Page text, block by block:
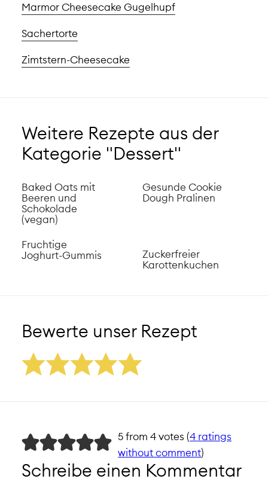
Marmor Cheesecake Gugelhupf
Sachertorte
Zimtstern-Cheesecake
Weitere Rezepte aus der
Kategorie "Dessert"
Baked Oats mit
Beeren und
Schokolade
(vegan)
Gesunde Cookie
Dough Pralinen
Fruchtige
Joghurt-Gummis
Zuckerfreier
Karottenkuchen
Bewerte unser Rezept
5 from 4 votes (4 ratings
without comment)
Schreibe einen Kommentar